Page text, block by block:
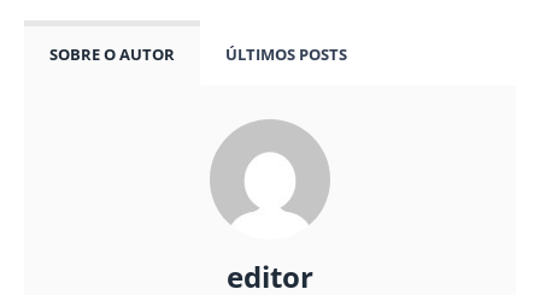
SOBRE O AUTOR ÚLTIMOS POSTS
editor